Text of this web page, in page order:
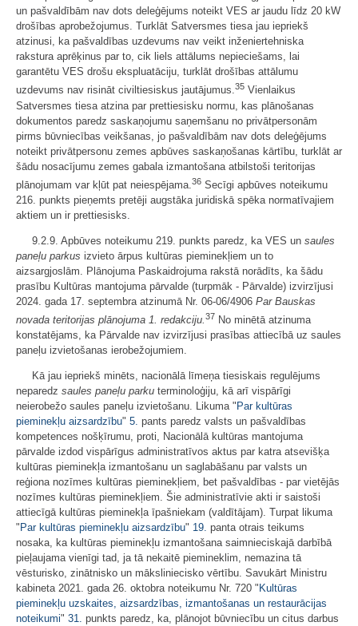
un pašvaldībām nav dots deleģējums noteikt VES ar jaudu līdz 20 kW
drošības aprobežojumus. Turklāt Satversmes tiesa jau iepriekš
atzinusi, ka pašvaldības uzdevums nav veikt inženiertehniska
rakstura aprēķinus par to, cik liels attālums nepieciešams, lai
garantētu VES drošu ekspluatāciju, turklāt drošības attālumu
uzdevums nav risināt civiltiesiskus jautājumus.35 Vienlaikus
Satversmes tiesa atzina par prettiesisku normu, kas plānošanas
dokumentos paredz saskaņojumu saņemšanu no privātpersonām
pirms būvniecības veikšanas, jo pašvaldībām nav dots deleģējums
noteikt privātpersonu zemes apbūves saskaņošanas kārtību, turklāt ar
šādu nosacījumu zemes gabala izmantošana atbilstoši teritorijas
plānojumam var kļūt pat neiespējama.36 Secīgi apbūves noteikumu
216. punkts pieņemts pretēji augstāka juridiskā spēka normatīvajiem
aktiem un ir prettiesisks.
9.2.9. Apbūves noteikumu 219. punkts paredz, ka VES un saules
paneļu parkus izvieto ārpus kultūras pieminekļiem un to
aizsargjoslām. Plānojuma Paskaidrojuma rakstā norādīts, ka šādu
prasību Kultūras mantojuma pārvalde (turpmāk - Pārvalde) izvirzījusi
2024. gada 17. septembra atzinumā Nr. 06-06/4906 Par Bauskas
novada teritorijas plānojuma 1. redakciju.37 No minētā atzinuma
konstatējams, ka Pārvalde nav izvirzījusi prasības attiecībā uz saules
paneļu izvietošanas ierobežojumiem.
Kā jau iepriekš minēts, nacionālā līmeņa tiesiskais regulējums
neparedz saules paneļu parku terminoloģiju, kā arī vispārīgi
neierobežo saules paneļu izvietošanu. Likuma " Par kultūras
pieminekļu aizsardzību" 5. pants paredz valsts un pašvaldības
kompetences nošķīrumu, proti, Nacionālā kultūras mantojuma
pārvalde izdod vispārīgus administratīvos aktus par katra atsevišķa
kultūras pieminekļa izmantošanu un saglabāšanu par valsts un
reģiona nozīmes kultūras pieminekļiem, bet pašvaldības - par vietējās
nozīmes kultūras pieminekļiem. Šie administratīvie akti ir saistoši
attiecīgā kultūras pieminekļa īpašniekam (valdītājam). Turpat likuma
" Par kultūras pieminekļu aizsardzību" 19. panta otrais teikums
nosaka, ka kultūras pieminekļu izmantošana saimnieciskajā darbībā
pieļaujama vienīgi tad, ja tā nekaitē piemineklim, nemazina tā
vēsturisko, zinātnisko un māksliniecisko vērtību. Savukārt Ministru
kabineta 2021. gada 26. oktobra noteikumu Nr. 720 " Kultūras
pieminekļu uzskaites, aizsardzības, izmantošanas un restaurācijas
noteikumi" 31. punkts paredz, ka, plānojot būvniecību un citus darbus